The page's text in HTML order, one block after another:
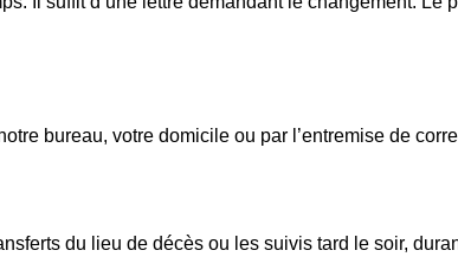
bureau, votre domicile ou par l’entremise de
du lieu de décès ou les suivis tard le soir,